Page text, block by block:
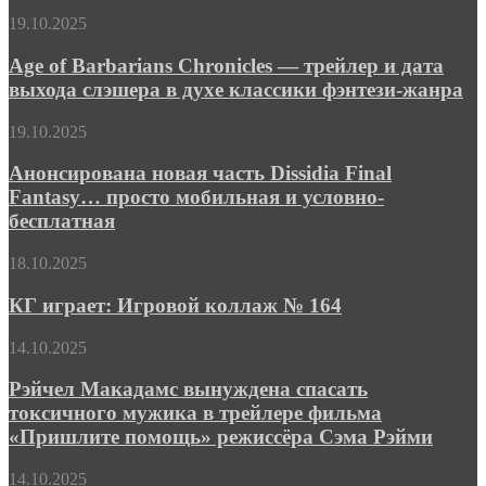
эпика
Age
Barbarians
Chronicles
—
и
выхода
слэшера
в
классики
жанра
19.10.2025
Age of Barbarians Chronicles — трейлер и дата
выхода слэшера в духе классики фэнтези-жанра
Анонсирована
часть
Dissidia
Final
Fantasy…
мобильная
условно-
19.10.2025
Анонсирована новая часть Dissidia Final
Fantasy… просто мобильная и условно-
бесплатная
КГ
Игровой
коллаж
№
164
18.10.2025
КГ играет: Игровой коллаж № 164
Рэйчел
вынуждена
токсичного
мужика
14.10.2025
Рэйчел Макадамс вынуждена спасать
токсичного мужика в трейлере фильма
«Пришлите помощь» режиссёра Сэма Рэйми
Каникулам
14.10.2025